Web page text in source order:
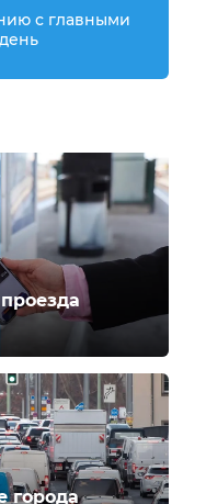
с главными
города